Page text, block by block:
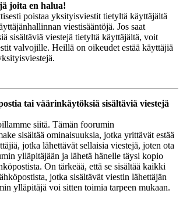
joita en halua!
poistaa yksityisviestit tietyltä käyttäjältä
viestisääntöjä. Jos saat
sisältäviä viestejä tietyltä käyttäjältä, voit
valvojille. Heillä on oikeudet estää käyttäjiä
tai väärinkäytöksiä sisältäviä viestejä
siitä. Tämän foorumin
sisältää ominaisuuksia, jotka yrittävät estää
jotka lähettävät sellaisia viestejä, joten ota
ylläpitäjään ja lähetä hänelle täysi kopio
On tärkeää, että se sisältää kaikki
jotka sisältävät viestin lähettäjän
ylläpitäjä voi sitten toimia tarpeen mukaan.